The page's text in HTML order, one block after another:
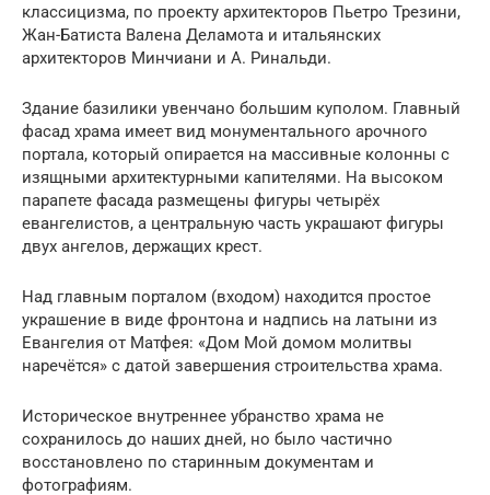
классицизма, по проекту архитекторов Пьетро Трезини,
Жан-Батиста Валена Деламота и итальянских
архитекторов Минчиани и А. Ринальди.
Здание базилики увенчано большим куполом. Главный
фасад храма имеет вид монументального арочного
портала, который опирается на массивные колонны с
изящными архитектурными капителями. На высоком
парапете фасада размещены фигуры четырёх
евангелистов, а центральную часть украшают фигуры
двух ангелов, держащих крест.
Над главным порталом (входом) находится простое
украшение в виде фронтона и надпись на латыни из
Евангелия от Матфея: «Дом Мой домом молитвы
наречётся» с датой завершения строительства храма.
Историческое внутреннее убранство храма не
сохранилось до наших дней, но было частично
восстановлено по старинным документам и
фотографиям.